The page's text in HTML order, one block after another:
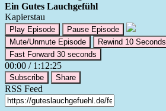
Ein Gutes Lauchgefühl
Kapierstau
Play Episode
Pause Episode
Mute/Unmute Episode
Rewind 10 Seconds
Fast Forward 30 seconds
00:00 / 1:12:25
Subscribe Share
RSS Feed